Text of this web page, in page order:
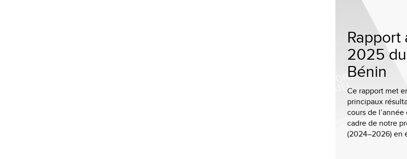
Rapport
2025
Bénin
Ce rapport met
principaux
cours de
cadre de notre
(2024–2026) en